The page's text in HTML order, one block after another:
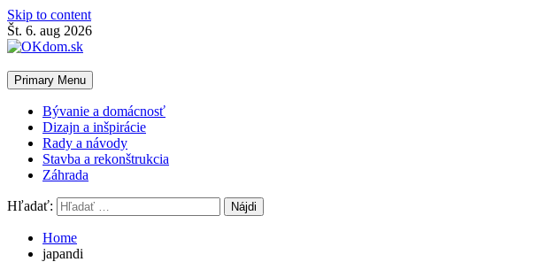
Skip to content
Št. 6. aug 2026
Primary Menu
Bývanie a domácnosť
Dizajn a inšpirácie
Rady a návody
Stavba a rekonštrukcia
Záhrada
Hľadať:
Home
japandi